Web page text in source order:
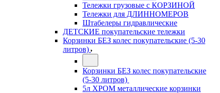
Тележки грузовые с КОРЗИНОЙ
Тележки для ДЛИННОМЕРОВ
Штабелеры гидравлические
ДЕТСКИЕ покупательские тележки
Корзинки БЕЗ колес покупательские (5-30
литров)
Корзинки БЕЗ колес покупательские
(5-30 литров)
5л ХРОМ металлические корзинки